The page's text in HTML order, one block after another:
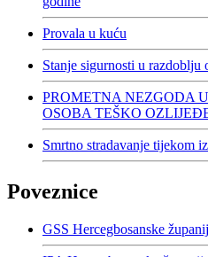
Provala u kuću
Stanje sigurnosti u razdoblju
PROMETNA NEZGODA
OSOBA TEŠKO
Smrtno stradavanje tijekom
Poveznice
GSS Hercegbosanske